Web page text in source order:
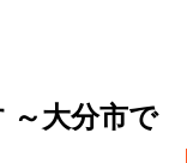
～大分市で